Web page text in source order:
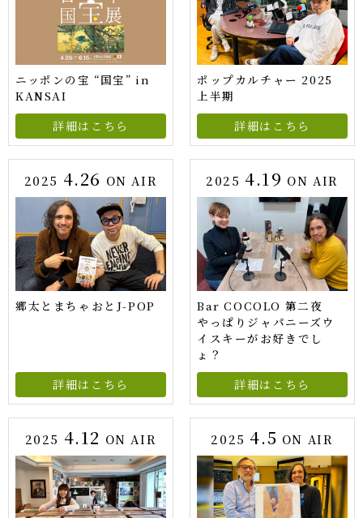
ニッポンの宝 “国宝” in
KANSAI
詳細はこちら
ポップカルチャー 2025
上半期
詳細はこちら
2025 4.26 ON AIR
郷太とまちゃおとJ-POP
詳細はこちら
2025 4.19 ON AIR
Bar COCOLO 第二夜
やっぱりジャパニーズウ
イスキーがお好きでし
ょ？
詳細はこちら
2025 4.12 ON AIR 2025 4.5 ON AIR